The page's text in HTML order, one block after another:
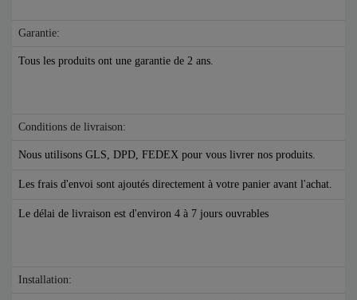
Garantie:
Tous les produits ont une garantie de 2 ans.
Conditions de livraison:
Nous utilisons GLS, DPD, FEDEX pour vous livrer nos produits.
Les frais d'envoi sont ajoutés directement à votre panier avant l'achat.
Le délai de livraison est d'environ 4 à 7 jours ouvrables
Installation: